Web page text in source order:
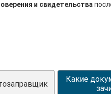
и свидетельства
Какие